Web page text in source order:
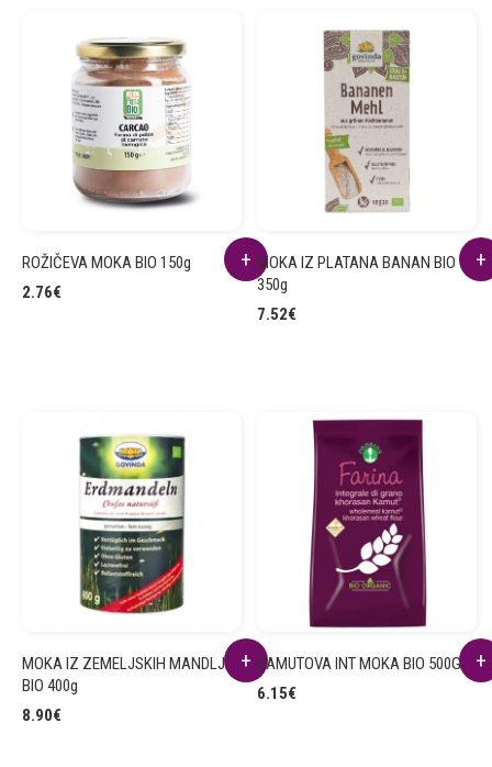
ROŽIČEVA MOKA BIO 150g
2.76€
MOKA IZ PLATANA BANAN BIO
350g
7.52€
MOKA IZ ZEMELJSKIH MANDLJEV
BIO 400g
8.90€
KAMUTOVA INT MOKA BIO 500G
6.15€